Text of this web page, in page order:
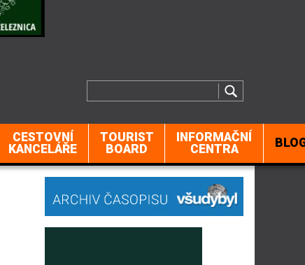
CESTOVNÍ
KANCELÁŘE
TOURIST
BOARD
INFORMAČNÍ
CENTRA